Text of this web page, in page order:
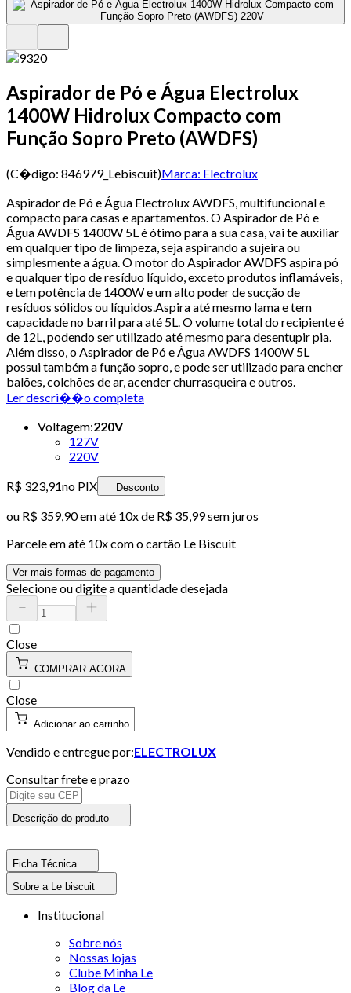
Aspirador de Pó e Água Electrolux
1400W Hidrolux Compacto com
Função Sopro Preto (AWDFS)
(C�digo: 846979_Lebiscuit)Marca: Electrolux
Aspirador de Pó e Água Electrolux AWDFS, multifuncional e
compacto para casas e apartamentos. O Aspirador de Pó e
Água AWDFS 1400W 5L é ótimo para a sua casa, vai te auxiliar
em qualquer tipo de limpeza, seja aspirando a sujeira ou
simplesmente a água. O motor do Aspirador AWDFS aspira pó
e qualquer tipo de resíduo líquido, exceto produtos inflamáveis,
e tem potência de 1400W e um alto poder de sucção de
resíduos sólidos ou líquidos.Aspira até mesmo lama e tem
capacidade no barril para até 5L. O volume total do recipiente é
de 12L, podendo ser utilizado até mesmo para desentupir pia.
Além disso, o Aspirador de Pó e Água AWDFS 1400W 5L
possui também a função sopro, e pode ser utilizado para encher
balões, colchões de ar, acender churrasqueira e outros.
Ler descri��o completa
Voltagem:220V
127V
220V
R$ 323,91no PIX Desconto
ou R$ 359,90em até 10x de R$ 35,99 sem juros
Parcele em até 10x com o cartão Le Biscuit
Ver mais formas de pagamento
Selecione ou digite a quantidade desejada
Close
COMPRAR AGORA
Close
Adicionar ao carrinho
Vendido e entregue por:ELECTROLUX
Consultar frete e prazo
Descrição do produto
Ficha Técnica
Sobre a Le biscuit
Institucional
Sobre nós
Nossas lojas
Clube Minha Le
Blog da Le